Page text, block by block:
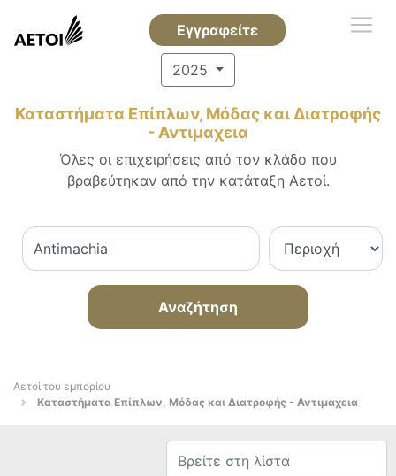
Εγγραφείτε
2025
Καταστήματα Επίπλων, Μόδας και Διατροφής
- Αντιμαχεια
Όλες οι επιχειρήσεις από τον κλάδο που
βραβεύτηκαν από την κατάταξη Αετοί.
Αναζήτηση
Αετοί του εμπορίου
Καταστήματα Επίπλων, Μόδας και Διατροφής - Αντιμαχεια